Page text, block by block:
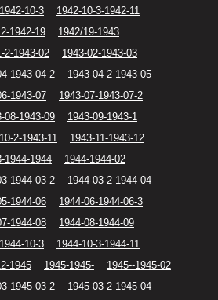
10-3
1942-10-3-1942-11
1942-19
1942/19-1943
2-1943-02
1943-02-1943-03
1943-04-2
1943-04-2-1943-05
1943-07
1943-07-1943-07-2
08-1943-09
1943-09-1943-1
2-1943-11
1943-11-1943-12
1944-1944
1944-1944-02
1944-03-2
1944-03-2-1944-04
1944-06
1944-06-1944-06-3
1944-08
1944-08-1944-09
10-3
1944-10-3-1944-11
1945 1945-1945-
1945--1945-02
1945-03-2
1945-03-2-1945-04